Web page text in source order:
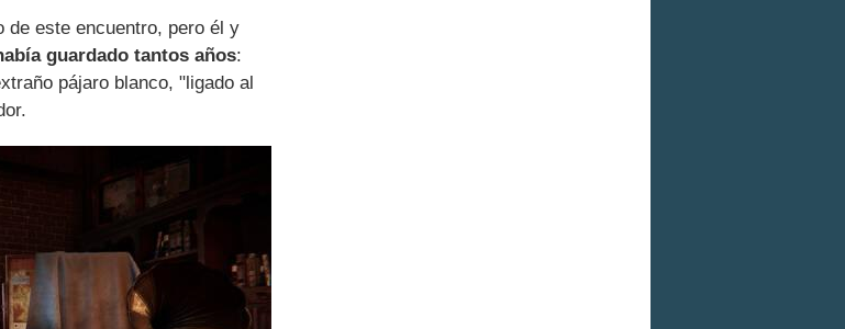
de este encuentro, pero él y
guardado tantos años:
pájaro blanco, "ligado al